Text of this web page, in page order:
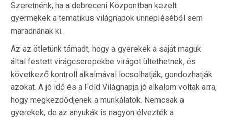
Szeretnénk, ha a debreceni Központban kezelt
gyermekek a tematikus világnapok ünnepléséből sem
maradnának ki.
Az az ötletünk támadt, hogy a gyerekek a saját maguk
által festett virágcserepekbe virágot ültethetnek, és
következő kontroll alkalmával locsolhatják, gondozhatják
azokat. A jó idő és a Föld Világnapja jó alkalom voltak arra,
hogy megkezdődjenek a munkálatok. Nemcsak a
gyerekek, de az anyukák is nagyon élvezték a